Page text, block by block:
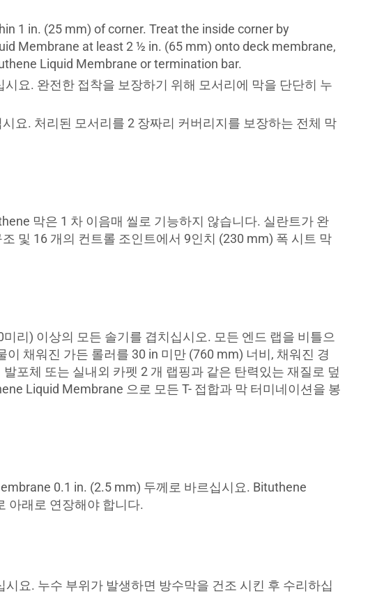
1 in. (25 mm) of corner. Treat the inside corner by
Membrane at least 2 ½ in. (65 mm) onto deck membrane,
Liquid Membrane or termination bar.
요. 완전한 접착을 보장하기 위해 모서리에 막을 단단히 누
요. 처리된 모서리를 2 장짜리 커버리지를 보장하는 전체 막
막은 1 차 이음매 씰로 기능하지 않습니다. 실란트가 완
및 16 개의 컨트롤 조인트에서 9인치 (230 mm) 폭 시트 막
리) 이상의 모든 솔기를 겹치십시오. 모든 엔드 랩을 비틀으
채워진 가든 롤러를 30 in 미만 (760 mm) 너비, 채워진 경
포체 또는 실내외 카펫 2 개 랩핑과 같은 탄력있는 재질로 덮
Liquid Membrane 으로 모든 T- 접합과 막 터미네이션을 봉
0.1 in. (2.5 mm) 두께로 바르십시요. Bituthene
아래로 연장해야 합니다.
요. 누수 부위가 발생하면 방수막을 건조 시킨 후 수리하십